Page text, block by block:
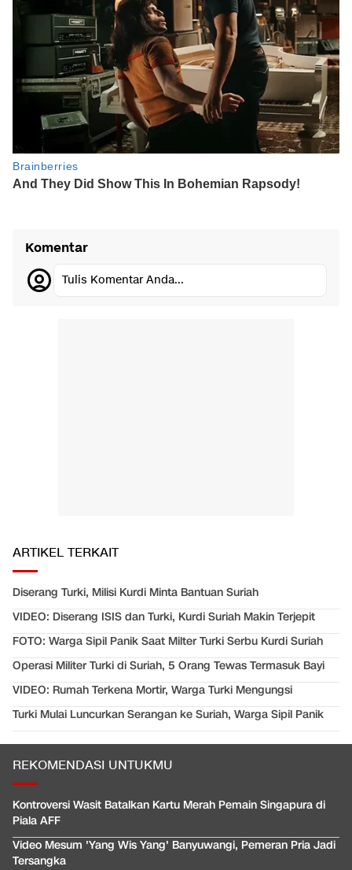
Komentar
Tulis Komentar Anda...
ARTIKEL TERKAIT
Diserang Turki, Milisi Kurdi Minta Bantuan Suriah
VIDEO: Diserang ISIS dan Turki, Kurdi Suriah Makin Terjepit
FOTO: Warga Sipil Panik Saat Milter Turki Serbu Kurdi Suriah
Operasi Militer Turki di Suriah, 5 Orang Tewas Termasuk Bayi
VIDEO: Rumah Terkena Mortir, Warga Turki Mengungsi
Turki Mulai Luncurkan Serangan ke Suriah, Warga Sipil Panik
REKOMENDASI UNTUKMU
Kontroversi Wasit Batalkan Kartu Merah Pemain Singapura di
Piala AFF
Video Mesum 'Yang Wis Yang' Banyuwangi, Pemeran Pria Jadi
Tersangka